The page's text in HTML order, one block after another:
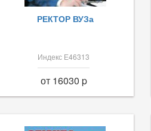
РЕКТОР ВУЗа
Индекс Е46313
от 16030 p